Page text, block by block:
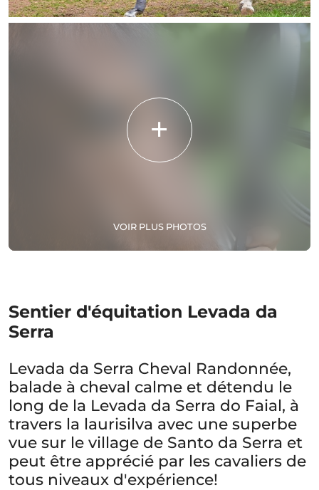
VOIR PLUS PHOTOS
Sentier d'équitation Levada da
Serra
Levada da Serra Cheval Randonnée,
balade à cheval calme et détendu le
long de la Levada da Serra do Faial, à
travers la laurisilva avec une superbe
vue sur le village de Santo da Serra et
peut être apprécié par les cavaliers de
tous niveaux d'expérience!